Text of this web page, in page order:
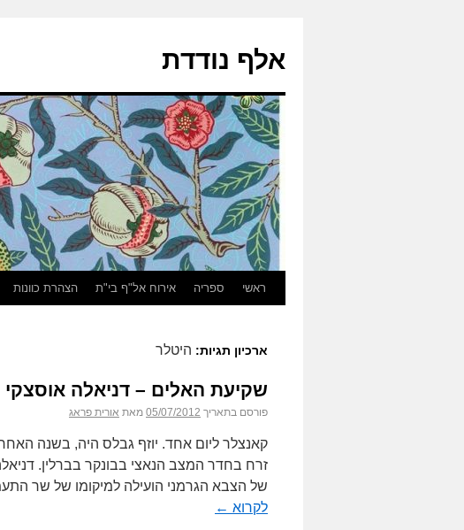
אלף נודדת
ראשי ספריה אירוח אל"ף בי"ת הצהרת כוונות
ארכיון תגיות: היטלר
שקיעת האלים – דניאלה אוסצקי
פורסם בתאריך 05/07/2012 מאת אורית פראג
קאנצלר ליום אחד. יוזף גבלס היה, בשנה
זרח בחדר המצב הנאצי בבונקר בברלין.
של הצבא הגרמני הועילה למיקומו של שר
לקרוא ←